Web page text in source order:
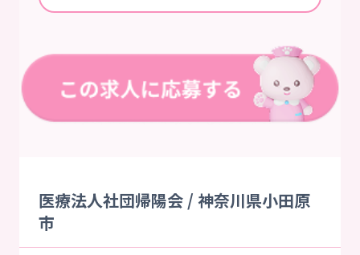
医療法人社団帰陽会 / 神奈川県小田原
市